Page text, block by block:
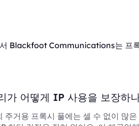
Blackfoot Communications는 프
가 어떻게 IP 사용을 보장하
주거용 프록시 풀에는 셀 수 없이 많